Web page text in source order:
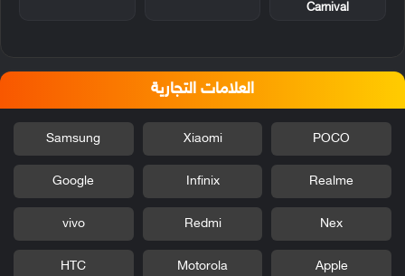
Carnival
العلامات التجارية
POCO
Xiaomi
Samsung
Realme
Infinix
Google
Nex
Redmi
vivo
Apple
Motorola
HTC